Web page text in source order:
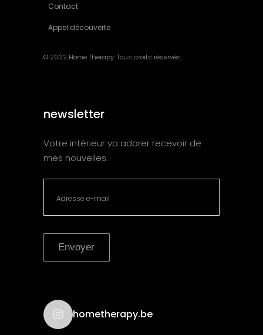
Contact
Appel découverte
© 2022 Home Therapy. Tous droits réservés.
newsletter
Votre intérieur va adorer recevoir de
mes nouvelles.
Envoyer
hometherapy.be